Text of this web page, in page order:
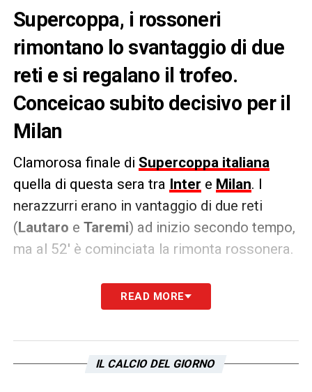
Supercoppa, i rossoneri
rimontano lo svantaggio di due
reti e si regalano il trofeo.
Conceicao subito decisivo per il
Milan
Clamorosa finale di Supercoppa italiana
quella di questa sera tra Inter e Milan. I
nerazzurri erano in vantaggio di due reti
(Lautaro e Taremi) ad inizio secondo tempo,
ma al 52′ è cominciata la rimonta rossonera.
Theo Hernandezsu punizione e poi
pareggiano i conti e poi al 93′
Sergio Conceicao.
READ MORE
IL CALCIO DEL GIORNO